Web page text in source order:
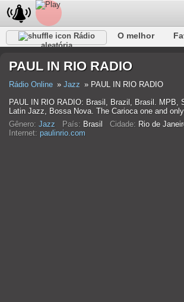
Rádio
aleatória
O melhor
PAUL IN RIO RADIO
Rádio Online Jazz
PAUL IN RIO RADIO
PAUL IN RIO RADIO: Brasil, Brazil, Brasil. MPB,
Latin Jazz, Bossa Nova. The Carioca one and
Gênero: Jazz País: Brasil Cidade: Rio de
Internet: paulinrio.com